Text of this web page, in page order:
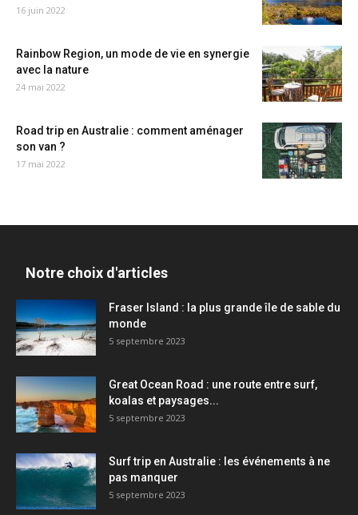
16 juin 2022
Rainbow Region, un mode de vie en synergie
avec la nature
24 mai 2022
Road trip en Australie : comment aménager
son van ?
17 mai 2022
Notre choix d'articles
Fraser Island : la plus grande île de sable du
monde
5 septembre 2023
Great Ocean Road : une route entre surf,
koalas et paysages...
5 septembre 2023
Surf trip en Australie : les événements à ne
pas manquer
5 septembre 2023